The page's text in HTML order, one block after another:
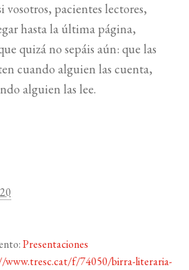
vosotros, pacientes lectores,
hasta la última página,
quizá no sepáis aún: que las
cuando alguien las cuenta,
alguien las lee.
Presentaciones
www.tresc.cat/f/74050/birra-literaria-